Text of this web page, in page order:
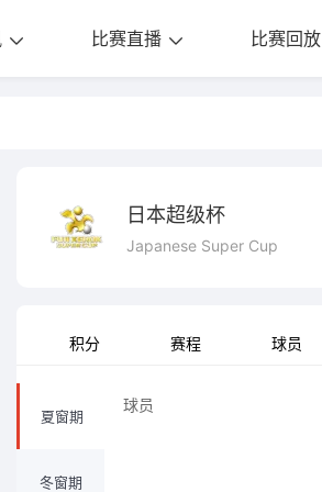
比赛直播 比赛回放
日本超级杯
Japanese Super Cup
积分 赛程 球员
夏窗期
冬窗期
球员